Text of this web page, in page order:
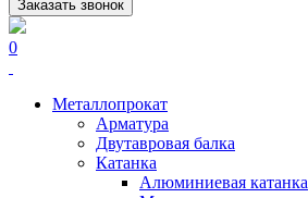
Заказать звонок
0
Металлопрокат
Арматура
Двутавровая балка
Катанка
Алюминиевая катанка